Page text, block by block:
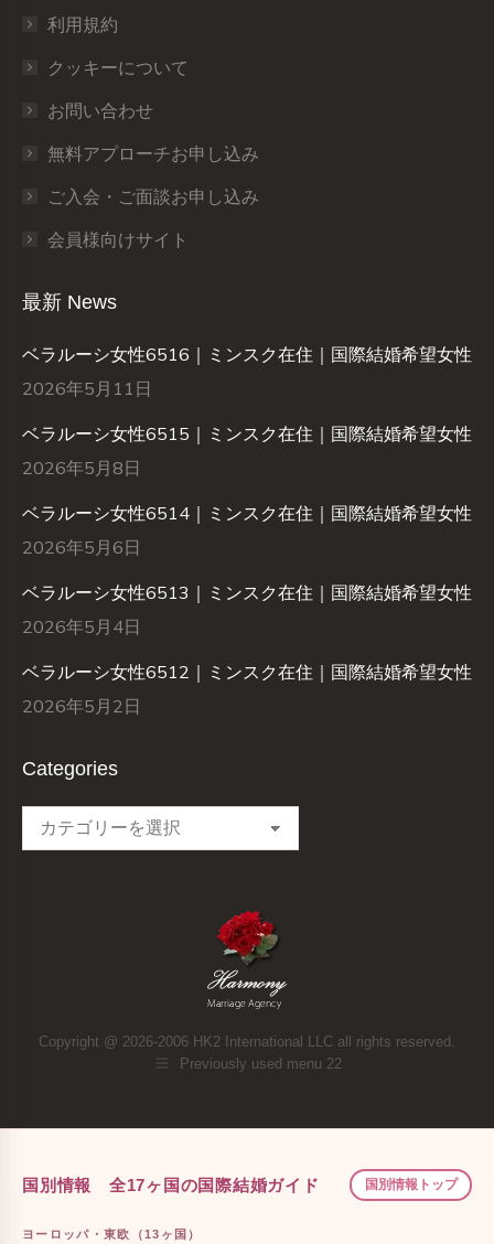
利用規約
クッキーについて
お問い合わせ
無料アプローチお申し込み
ご入会・ご面談お申し込み
会員様向けサイト
最新 News
ベラルーシ女性6516｜ミンスク在住｜国際結婚希望女性
2026年5月11日
ベラルーシ女性6515｜ミンスク在住｜国際結婚希望女性
2026年5月8日
ベラルーシ女性6514｜ミンスク在住｜国際結婚希望女性
2026年5月6日
ベラルーシ女性6513｜ミンスク在住｜国際結婚希望女性
2026年5月4日
ベラルーシ女性6512｜ミンスク在住｜国際結婚希望女性
2026年5月2日
Categories
Categories
Copyright @ 2026-2006 HK2 International LLC all rights reserved.
Previously used menu 22
国別情報 全17ヶ国の国際結婚ガイド 国別情報トップ
ヨーロッパ・東欧（13ヶ国）